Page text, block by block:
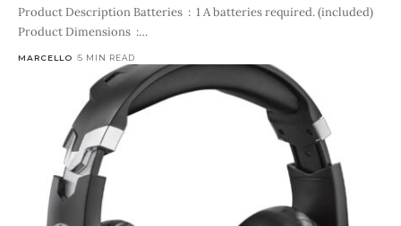
Product Description Batteries ‏ : ‎ 1 A batteries required. (included)
Product Dimensions ‏ :…
MARCELLO 5 MIN READ